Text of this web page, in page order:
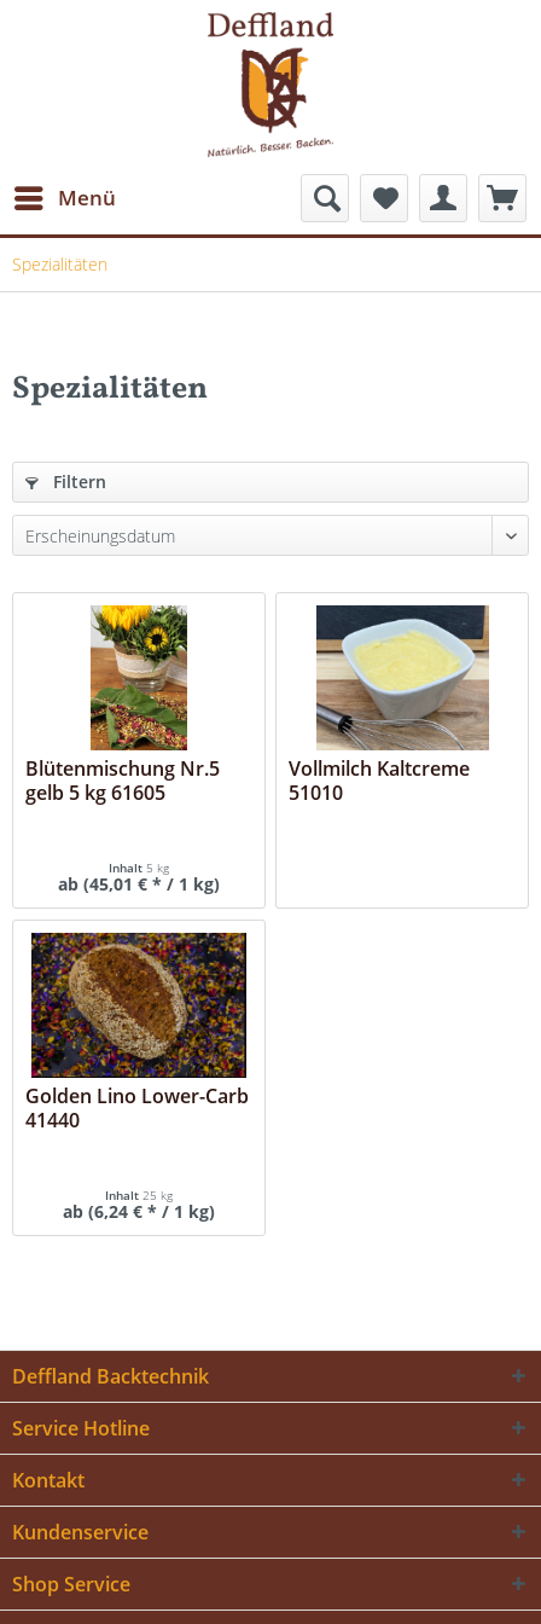
Menü
Spezialitäten
Spezialitäten
Filtern
Blütenmischung Nr.5
gelb 5 kg 61605
Inhalt 5 kg
ab (45,01 € * / 1 kg)
Vollmilch Kaltcreme
51010
Golden Lino Lower-Carb
41440
Inhalt 25 kg
ab (6,24 € * / 1 kg)
Deffland Backtechnik
Service Hotline
Kontakt
Kundenservice
Shop Service